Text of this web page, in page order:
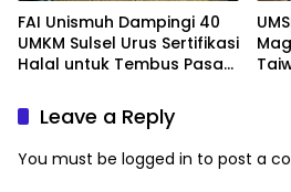
FAI Unismuh Dampingi 40
UMKM Sulsel Urus Sertifikasi
Halal untuk Tembus Pasar
Leave a Reply
You must be logged in to post a